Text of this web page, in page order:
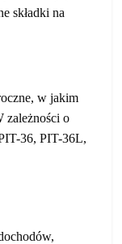
składki na
w jakim
zależności o
36, PIT-36L,